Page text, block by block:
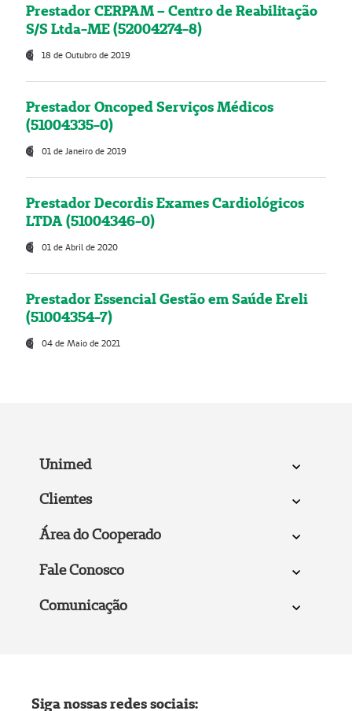
Prestador CERPAM – Centro de Reabilitação
S/S Ltda-ME (52004274-8)
18 de Outubro de 2019
Prestador Oncoped Serviços Médicos
(51004335-0)
01 de Janeiro de 2019
Prestador Decordis Exames Cardiológicos
LTDA (51004346-0)
01 de Abril de 2020
Prestador Essencial Gestão em Saúde Ereli
(51004354-7)
04 de Maio de 2021
Unimed
Clientes
Área do Cooperado
Fale Conosco
Comunicação
Siga nossas redes sociais: